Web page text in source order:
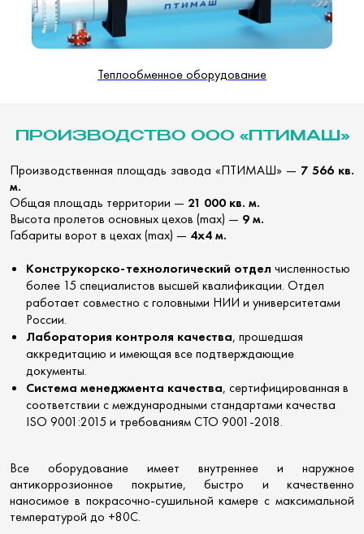
Теплообменное оборудование
ПРОИЗВОДСТВО ООО «ПТИМАШ»
Производственная площадь завода «ПТИМАШ» — 7 566 кв.
м.
Общая площадь территории — 21 000 кв. м.
Высота пролетов основных цехов (max) — 9 м.
Габариты ворот в цехах (max) — 4х4 м.
Конструкорско-технологический отдел численностью
более 15 специалистов высшей квалификации. Отдел
работает совместно с головными НИИ и университетами
России.
Лаборатория контроля качества, прошедшая
аккредитацию и имеющая все подтверждающие
документы.
Система менеджмента качества, сертифицированная в
соответствии с международными стандартами качества
ISO 9001:2015 и требованиям СТО 9001-2018.
Все оборудование имеет внутреннее и наружное
антикоррозионное покрытие, быстро и качественно
наносимое в покрасочно-сушильной камере с максимальной
температурой до +80С.